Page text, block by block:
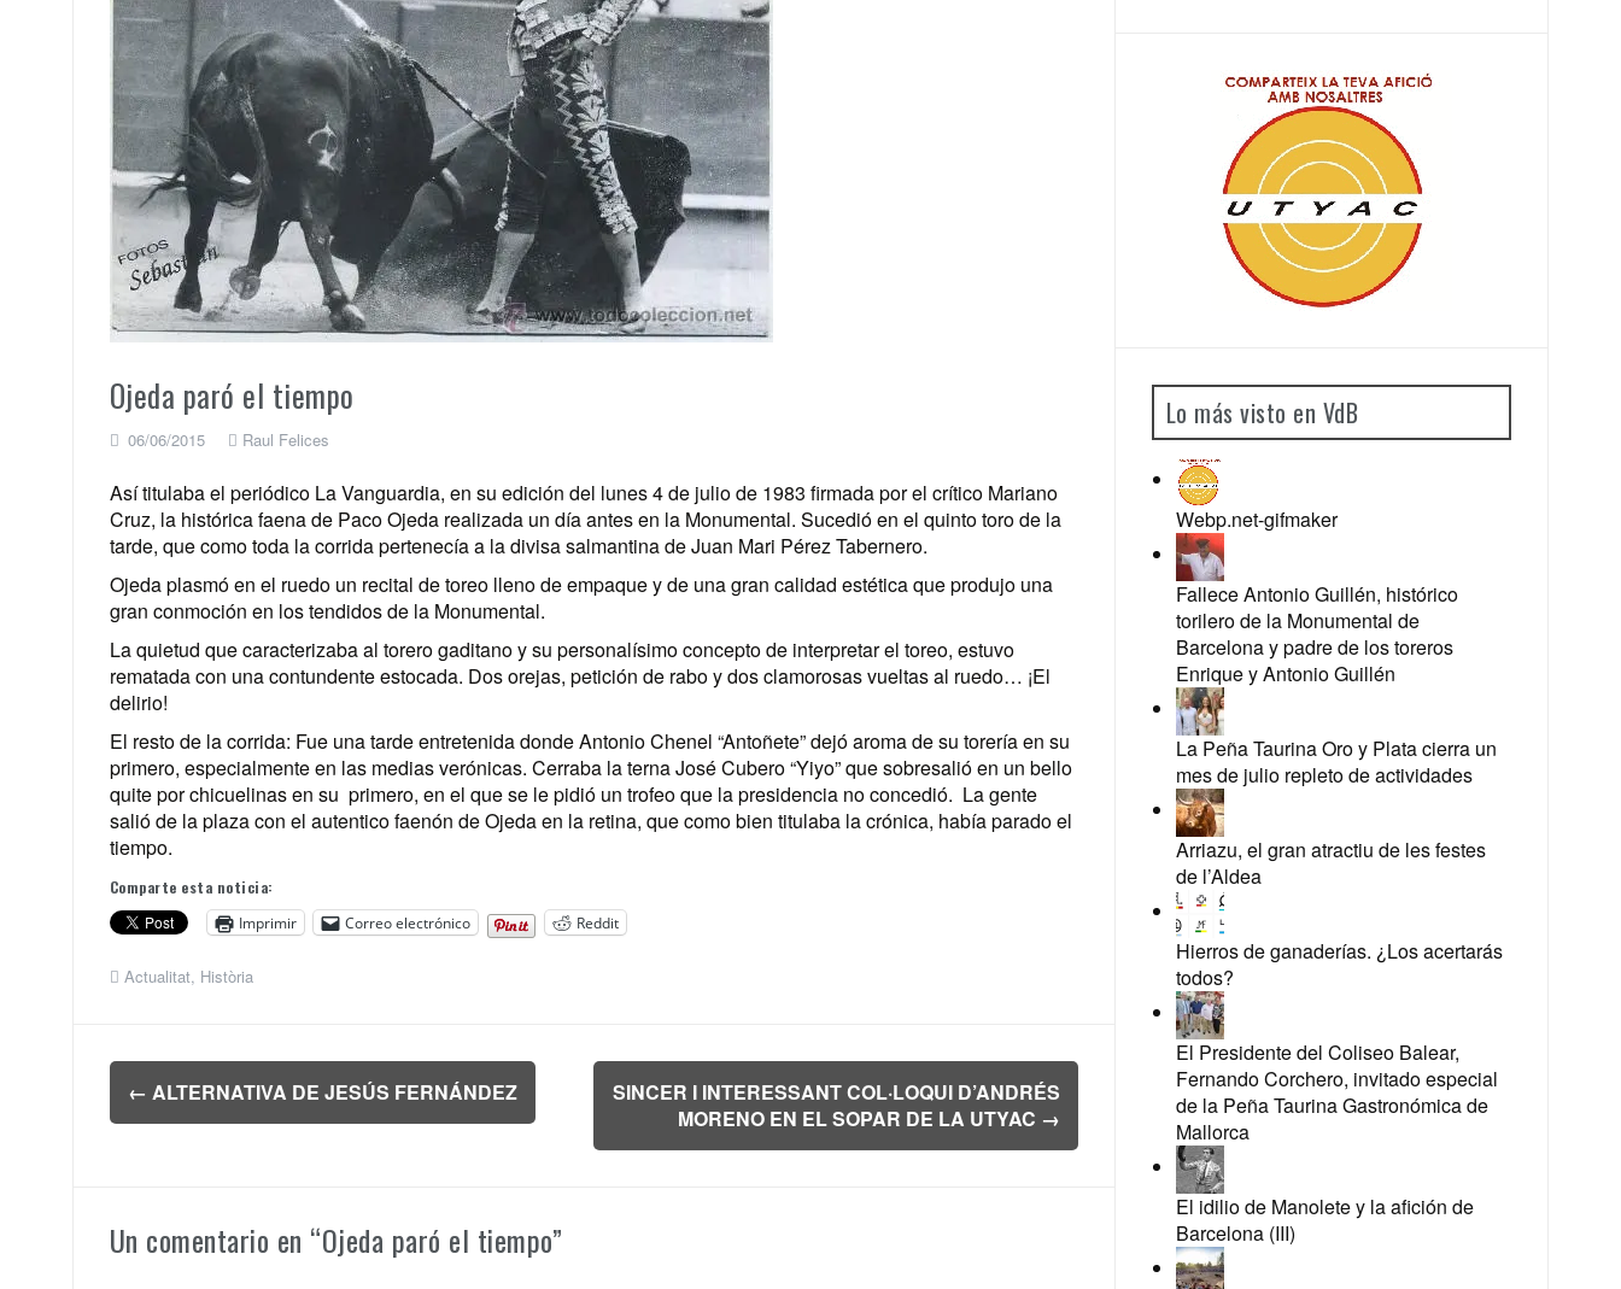
Ojeda paró el tiempo
06/06/2015 Raul Felices
Así titulaba el periódico La Vanguardia, en su edición del lunes 4 de julio de 1983 firmada por el crítico Mariano
Cruz, la histórica faena de Paco Ojeda realizada un día antes en la Monumental. Sucedió en el quinto toro de la
tarde, que como toda la corrida pertenecía a la divisa salmantina de Juan Mari Pérez Tabernero.
Ojeda plasmó en el ruedo un recital de toreo lleno de empaque y de una gran calidad estética que produjo una
gran conmoción en los tendidos de la Monumental.
La quietud que caracterizaba al torero gaditano y su personalísimo concepto de interpretar el toreo, estuvo
rematada con una contundente estocada. Dos orejas, petición de rabo y dos clamorosas vueltas al ruedo… ¡El
delirio!
El resto de la corrida: Fue una tarde entretenida donde Antonio Chenel “Antoñete” dejó aroma de su torería en su
primero, especialmente en las medias verónicas. Cerraba la terna José Cubero “Yiyo” que sobresalió en un bello
quite por chicuelinas en su primero, en el que se le pidió un trofeo que la presidencia no concedió. La gente
salió de la plaza con el autentico faenón de Ojeda en la retina, que como bien titulaba la crónica, había parado el
tiempo.
Comparte esta noticia:
Imprimir
Correo electrónico Reddit
Actualitat, Història
Navegación
de← ALTERNATIVA DE JESÚS FERNÁNDEZ
SINCER I INTERESSANT COL·LOQUI D’ANDRÉS
MORENO EN EL SOPAR DE LA UTYAC →
Un comentario en “Ojeda paró el tiempo”
Lo más visto en VdB
Webp.net-gifmaker
Fallece Antonio Guillén, histórico
torilero de la Monumental de
Barcelona y padre de los toreros
Enrique y Antonio Guillén
La Peña Taurina Oro y Plata cierra un
mes de julio repleto de actividades
Arriazu, el gran atractiu de les festes
de l’Aldea
Hierros de ganaderías. ¿Los acertarás
todos?
El Presidente del Coliseo Balear,
Fernando Corchero, invitado especial
de la Peña Taurina Gastronómica de
Mallorca
El idilio de Manolete y la afición de
Barcelona (III)